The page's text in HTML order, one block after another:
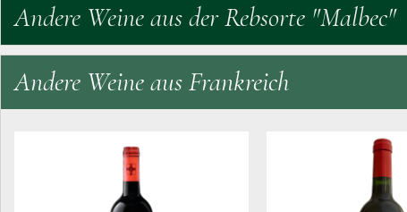
Andere Weine aus der Rebsorte "Malbec"
Andere Weine aus Frankreich